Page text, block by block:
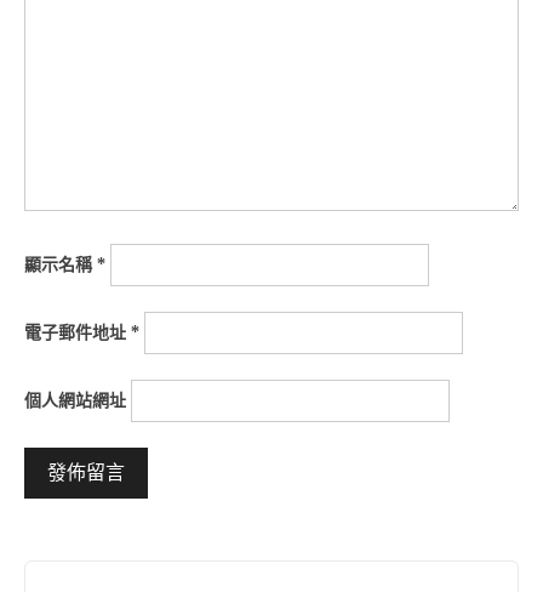
顯示名稱*
電子郵件地址 *
個人網站網址